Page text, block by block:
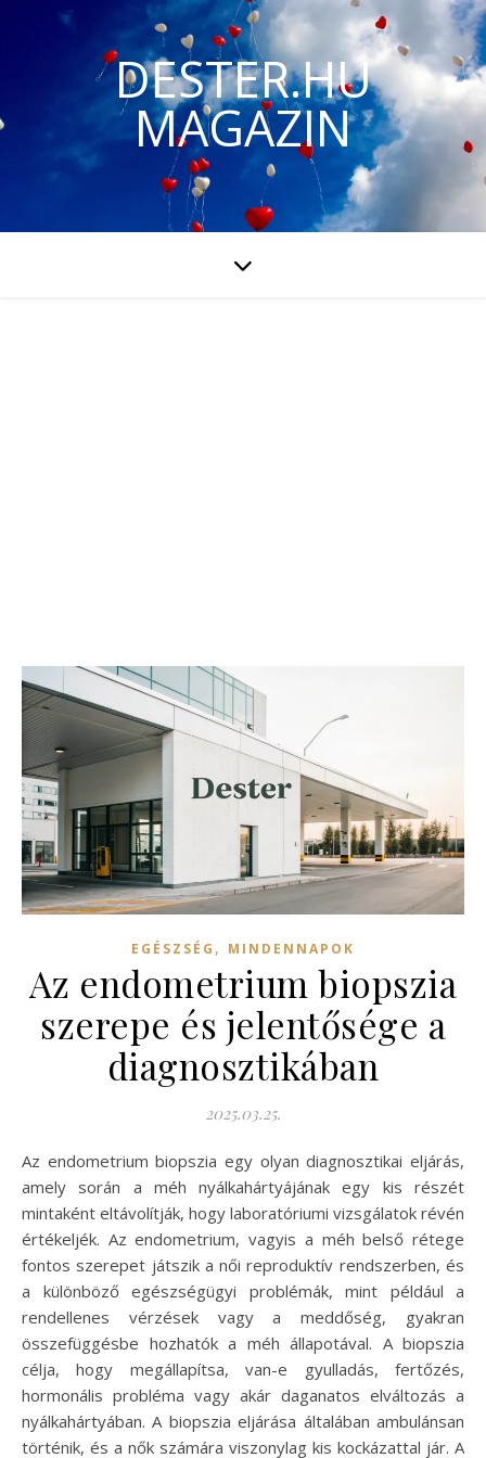
DESTER.HU
MAGAZIN
EGÉSZSÉG , MINDENNAPOK
Az endometrium biopszia
szerepe és jelentősége a
diagnosztikában
2025.03.25.
Az endometrium biopszia egy olyan diagnosztikai eljárás,
amely során a méh nyálkahártyájának egy kis részét
mintaként eltávolítják, hogy laboratóriumi vizsgálatok révén
értékeljék. Az endometrium, vagyis a méh belső rétege
fontos szerepet játszik a női reproduktív rendszerben, és
a különböző egészségügyi problémák, mint például a
rendellenes vérzések vagy a meddőség, gyakran
összefüggésbe hozhatók a méh állapotával. A biopszia
célja, hogy megállapítsa, van-e gyulladás, fertőzés,
hormonális probléma vagy akár daganatos elváltozás a
nyálkahártyában. A biopszia eljárása általában ambulánsan
történik, és a nők számára viszonylag kis kockázattal jár. A